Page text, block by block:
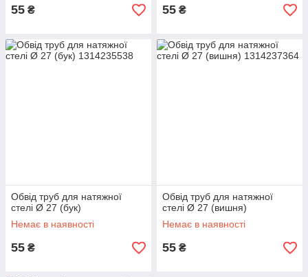
55 ₴ 55 ₴
Обвід труб для натяжної
стелі Ø 27 (бук)
Немає в наявності
55 ₴
Обвід труб для натяжної
стелі Ø 27 (вишня)
Немає в наявності
55 ₴